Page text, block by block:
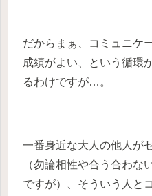
だからまぁ、コミュニケ
成績がよい、という循環
るわけですが…。
一番身近な大人の他人が
（勿論相性や合う合わな
ですが）、そういう人と